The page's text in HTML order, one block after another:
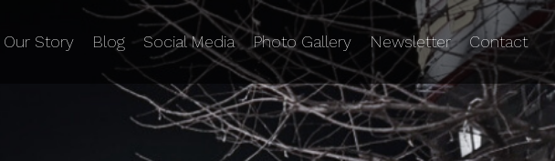
Our Story Blog Social Media Photo Gallery Newsletter Contact